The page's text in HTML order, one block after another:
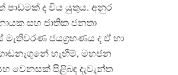
පාඩමක් ද විය යුතුය. අනුර
සහ ජාතික ජනතා
මැතිවරණ ජයග්‍රහණය ද ඒ හා
හැඟීම්, මහජන
වෙනසක් පිළිබඳ දැවැන්ත